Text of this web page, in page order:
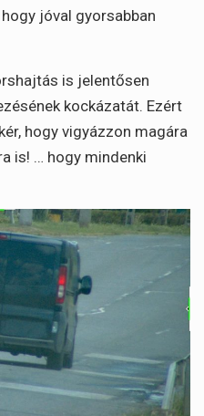
jóval gyorsabban
is jelentősen
kockázatát. Ezért
hogy vigyázzon magára
is! … hogy mindenki